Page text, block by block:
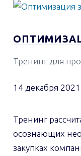
Тренинг для
14 декабря
Тренинг
осознающих
закупках